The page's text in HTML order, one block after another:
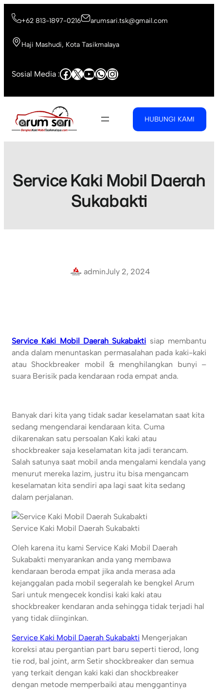
+62 813-1897-0216 arumsari.tsk@gmail.com
Haji Mashudi, Kota Tasikmalaya
Sosial Media :Facebook
X YouTube
WhatsApp
Instagram
HUBUNGI KAMI
Service Kaki Mobil Daerah
Sukabakti
adminJuly 2, 2024
Service Kaki Mobil Daerah Sukabakti siap membantu
anda dalam menuntaskan permasalahan pada kaki-kaki
atau Shockbreaker mobil & menghilangkan bunyi –
suara Berisik pada kendaraan roda empat anda.
Banyak dari kita yang tidak sadar keselamatan saat kita
sedang mengendarai kendaraan kita. Cuma
dikarenakan satu persoalan Kaki kaki atau
shockbreaker saja keselamatan kita jadi terancam.
Salah satunya saat mobil anda mengalami kendala yang
menurut mereka lazim, justru itu bisa mengancam
keselamatan kita sendiri apa lagi saat kita sedang
dalam perjalanan.
Service Kaki Mobil Daerah Sukabakti
Oleh karena itu kami Service Kaki Mobil Daerah
Sukabakti menyarankan anda yang membawa
kendaraan beroda empat jika anda merasa ada
kejanggalan pada mobil segeralah ke bengkel Arum
Sari untuk mengecek kondisi kaki kaki atau
shockbreaker kendaran anda sehingga tidak terjadi hal
yang tidak diinginkan.
Service Kaki Mobil Daerah Sukabakti Mengerjakan
koreksi atau pergantian part baru seperti tierod, long
tie rod, bal joint, arm Setir shockbreaker dan semua
yang terkait dengan kaki kaki dan shockbreaker
dengan metode memperbaiki atau menggantinya